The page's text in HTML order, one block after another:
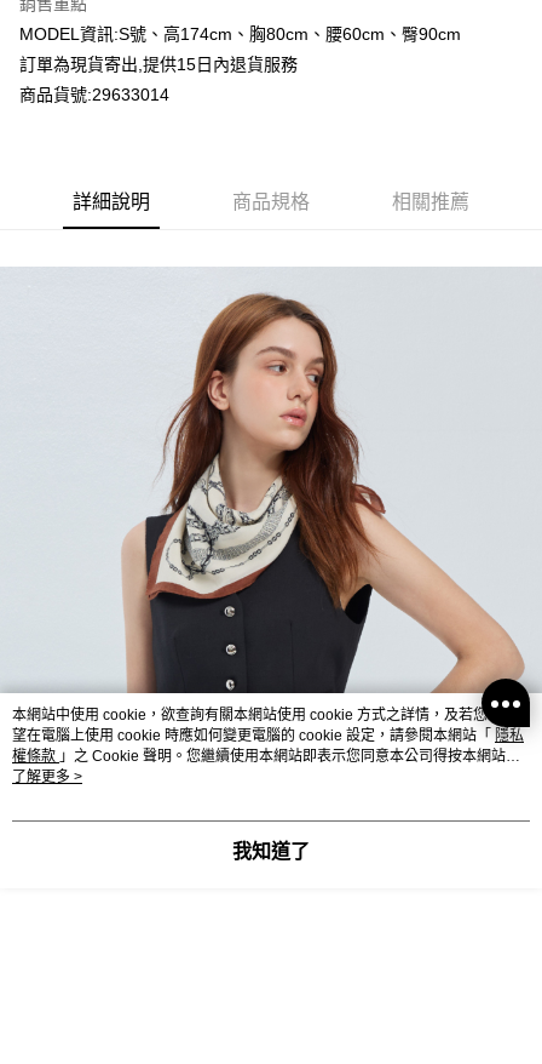
運送方式
全家付款取貨
每筆NT$80，滿NT$2,000(含以上)免運費
7-11付款取貨
每筆NT$80，滿NT$2,000(含以上)免運費
每筆NT$120，滿NT$2,000(含以上)免運費
每筆NT$400，滿NT$2,000(含以上)免運費
付款後門市自取
國家/地區配送 查看運費
MODEL資訊:S號、高174cm、胸80cm、腰60cm、臀90cm
訂單為現貨寄出,提供15日內退貨服務
商品貨號:29633014
詳細說明 商品規格 相關推薦
本網站中使用 cookie，欲查詢有關本網站使用 cookie 方式之詳情，及若您不希
望在電腦上使用 cookie 時應如何變更電腦的 cookie 設定，請參閱本網站「 隱私
權條款 」之 Cookie 聲明。您繼續使用本網站即表示您同意本公司得按本網站使
用條款之 Cookie 聲明使用 cookie。
了解更多 >
我知道了